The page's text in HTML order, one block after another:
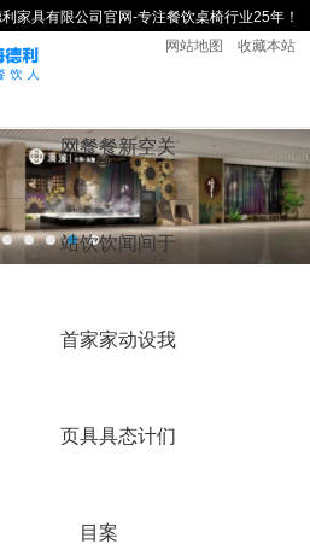
家具有限公司官网-专注餐饮桌椅行业25年！
收藏本站
网站地图
网
站
首
页
餐
饮
家
具
目
餐
饮
家
具
案
新
闻
动
态
空
间
设
计
关
于
我
们